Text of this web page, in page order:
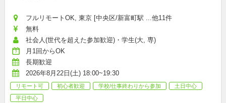
フルリモートOK, 東京 [中央区/新富町駅 ...他11件
無料
社会人(世代を超えた参加歓迎)・学生(大, 専)
月1回からOK
長期歓迎
2026年8月22日(土) 18:00~19:30
リモート可 初心者歓迎 学校/仕事終わりから参加
土日中心
平日中心